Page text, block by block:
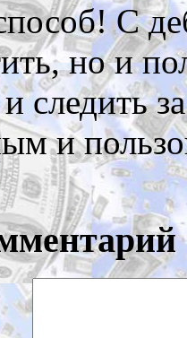
С
но и
следить
и